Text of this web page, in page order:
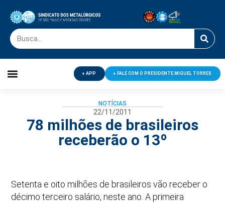
APP FALE COM O PRESIDENTE MIGUEL TORRES
NOTÍCIAS
22/11/2011
78 milhões de brasileiros
receberão o 13º
Setenta e oito milhões de brasileiros vão receber o
décimo terceiro salário, neste ano. A primeira